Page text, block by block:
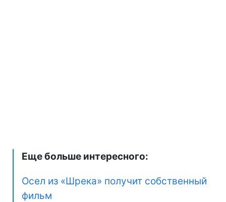
Еще больше интересного:
Осел из «Шрека» получит собственный
фильм